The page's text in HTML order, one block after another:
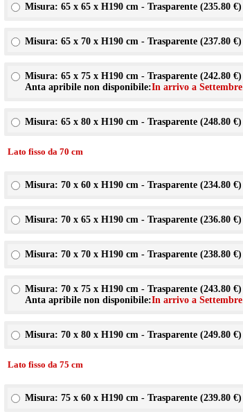
Misura: 65 x 65 x H190 cm - Trasparente (235.80 €)
Misura: 65 x 70 x H190 cm - Trasparente (237.80 €)
Misura: 65 x 75 x H190 cm - Trasparente (242.80 €)
Anta apribile non disponibile:In arrivo a Settembre
Misura: 65 x 80 x H190 cm - Trasparente (248.80 €)
Lato fisso da 70 cm
Misura: 70 x 60 x H190 cm - Trasparente (234.80 €)
Misura: 70 x 65 x H190 cm - Trasparente (236.80 €)
Misura: 70 x 70 x H190 cm - Trasparente (238.80 €)
Misura: 70 x 75 x H190 cm - Trasparente (243.80 €)
Anta apribile non disponibile:In arrivo a Settembre
Misura: 70 x 80 x H190 cm - Trasparente (249.80 €)
Lato fisso da 75 cm
Misura: 75 x 60 x H190 cm - Trasparente (239.80 €)